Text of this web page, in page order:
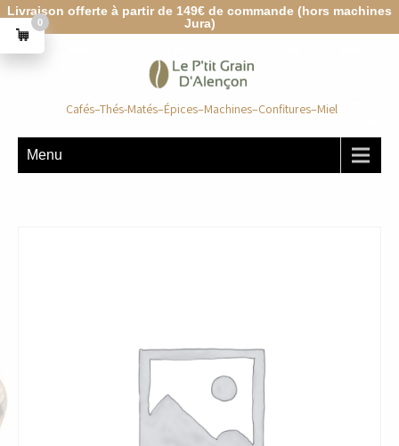
Livraison offerte à partir de 149€ de commande (hors machines
Jura)
Cafés–Thés-Matés–Épices–Machines–Confitures–Miel
Menu
0